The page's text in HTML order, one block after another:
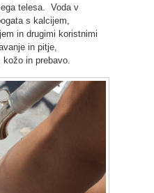
telesa. Voda v
s kalcijem,
in drugimi koristnimi
in pitje,
in prebavo.